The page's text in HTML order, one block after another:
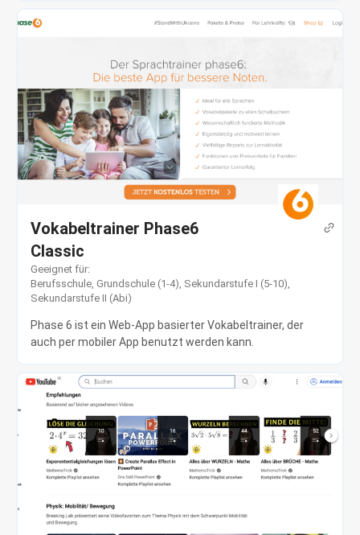
Vokabeltrainer Phase6
Classic
Geeignet für:
Berufsschule Grundschule (1-4) Sekundarstufe I (5-10)
Sekundarstufe II (Abi)
Phase 6 ist ein Web-App basierter Vokabeltrainer, der
auch per mobiler App benutzt werden kann.